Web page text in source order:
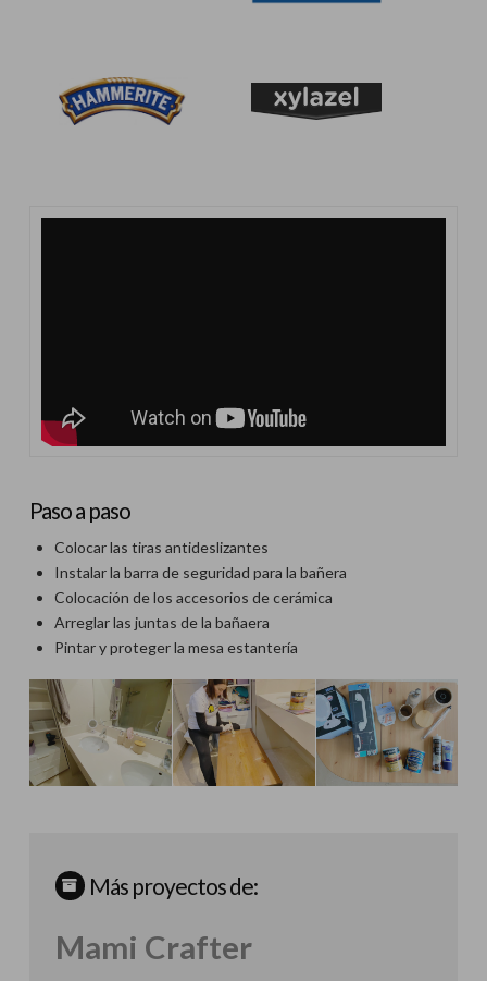
Paso a paso
Colocar las tiras antideslizantes
Instalar la barra de seguridad para la bañera
Colocación de los accesorios de cerámica
Arreglar las juntas de la bañaera
Pintar y proteger la mesa estantería
Más proyectos de:
Mami Crafter